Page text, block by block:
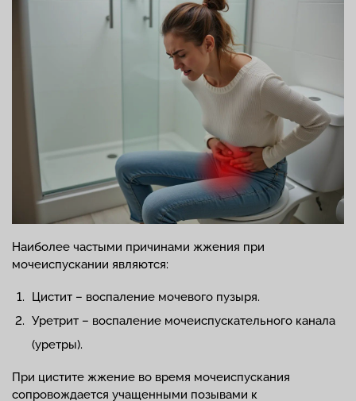
Наиболее частыми причинами жжения при
мочеиспускании являются:
Цистит – воспаление мочевого пузыря.
Уретрит – воспаление мочеиспускательного канала
(уретры).
При цистите жжение во время мочеиспускания
сопровождается учащенными позывами к